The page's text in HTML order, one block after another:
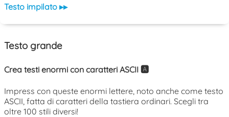
Testo impilato ▸▸
Testo grande
Crea testi enormi con caratteri ASCII 🅰️
Impress con queste enormi lettere, noto anche come testo
ASCII, fatta di caratteri della tastiera ordinari. Scegli tra
oltre 100 stili diversi!